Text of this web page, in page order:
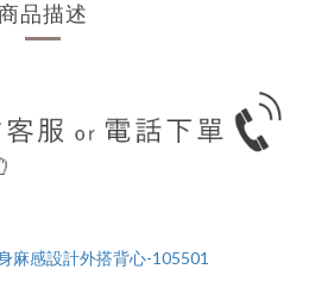
品描述
麻感設計外搭背心-105501